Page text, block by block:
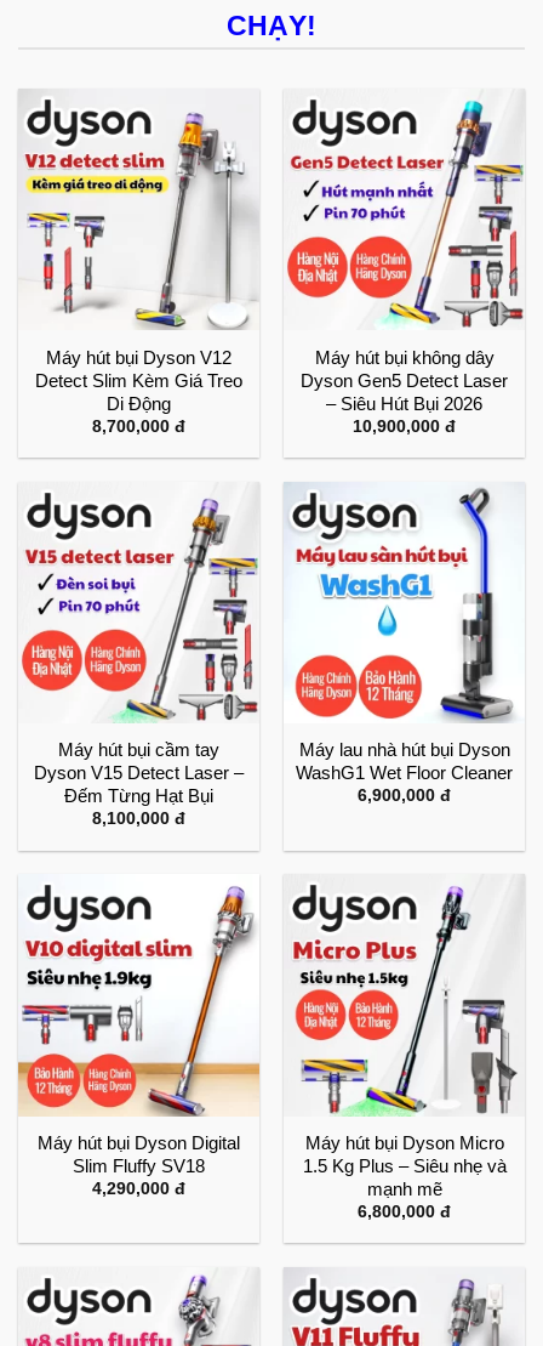
CHẠY!
Máy hút bụi Dyson V12
Detect Slim Kèm Giá Treo
Di Động
8,700,000 đ
Máy hút bụi không dây
Dyson Gen5 Detect Laser
– Siêu Hút Bụi 2026
10,900,000 đ
Máy hút bụi cầm tay
Dyson V15 Detect Laser –
Đếm Từng Hạt Bụi
8,100,000 đ
Máy lau nhà hút bụi Dyson
WashG1 Wet Floor Cleaner
6,900,000 đ
Máy hút bụi Dyson Digital
Slim Fluffy SV18
4,290,000 đ
Máy hút bụi Dyson Micro
1.5 Kg Plus – Siêu nhẹ và
mạnh mẽ
6,800,000 đ